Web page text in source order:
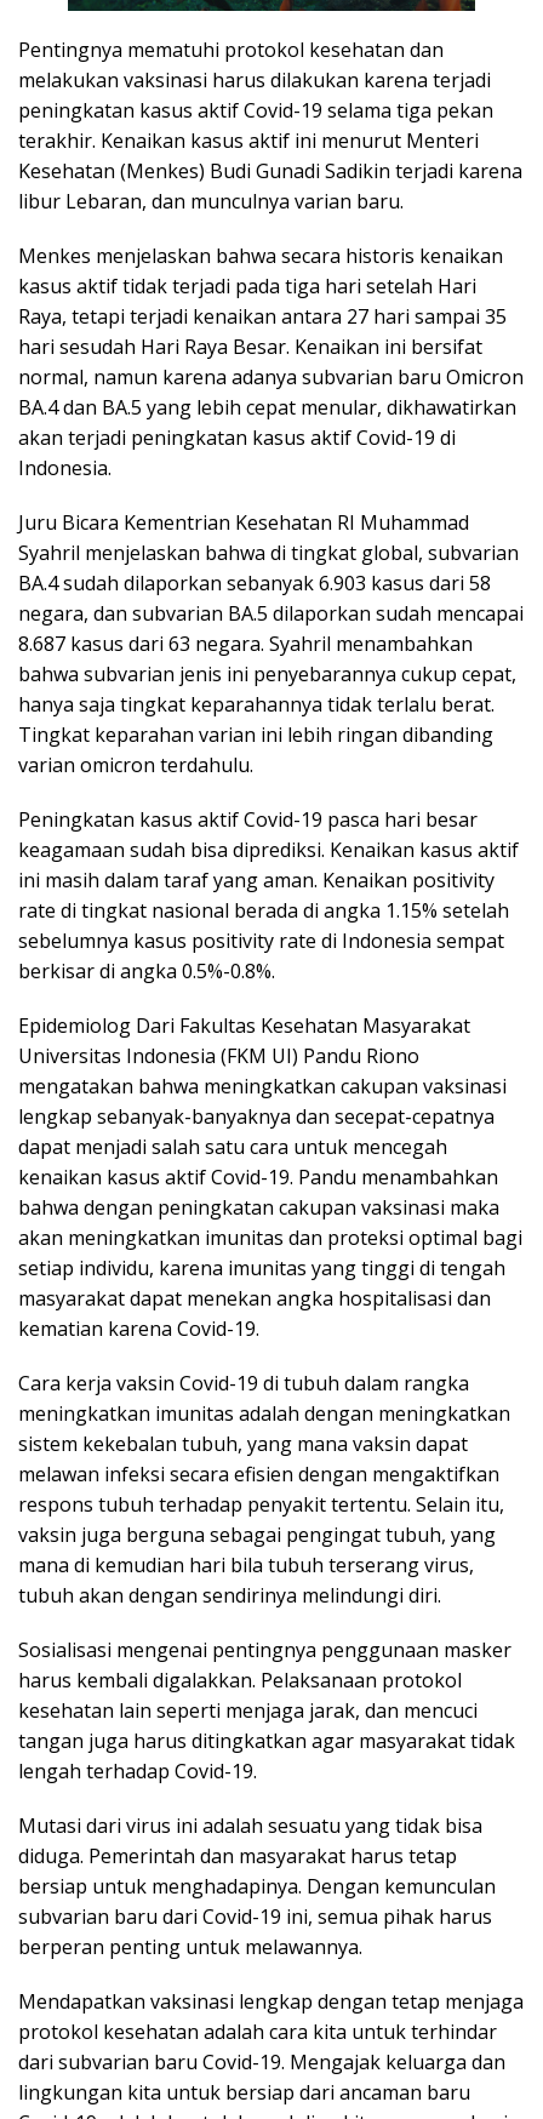
Pentingnya mematuhi protokol kesehatan dan
melakukan vaksinasi harus dilakukan karena terjadi
peningkatan kasus aktif Covid-19 selama tiga pekan
terakhir. Kenaikan kasus aktif ini menurut Menteri
Kesehatan (Menkes) Budi Gunadi Sadikin terjadi karena
libur Lebaran, dan munculnya varian baru.
Menkes menjelaskan bahwa secara historis kenaikan
kasus aktif tidak terjadi pada tiga hari setelah Hari
Raya, tetapi terjadi kenaikan antara 27 hari sampai 35
hari sesudah Hari Raya Besar. Kenaikan ini bersifat
normal, namun karena adanya subvarian baru Omicron
BA.4 dan BA.5 yang lebih cepat menular, dikhawatirkan
akan terjadi peningkatan kasus aktif Covid-19 di
Indonesia.
Juru Bicara Kementrian Kesehatan RI Muhammad
Syahril menjelaskan bahwa di tingkat global, subvarian
BA.4 sudah dilaporkan sebanyak 6.903 kasus dari 58
negara, dan subvarian BA.5 dilaporkan sudah mencapai
8.687 kasus dari 63 negara. Syahril menambahkan
bahwa subvarian jenis ini penyebarannya cukup cepat,
hanya saja tingkat keparahannya tidak terlalu berat.
Tingkat keparahan varian ini lebih ringan dibanding
varian omicron terdahulu.
Peningkatan kasus aktif Covid-19 pasca hari besar
keagamaan sudah bisa diprediksi. Kenaikan kasus aktif
ini masih dalam taraf yang aman. Kenaikan positivity
rate di tingkat nasional berada di angka 1.15% setelah
sebelumnya kasus positivity rate di Indonesia sempat
berkisar di angka 0.5%-0.8%.
Epidemiolog Dari Fakultas Kesehatan Masyarakat
Universitas Indonesia (FKM UI) Pandu Riono
mengatakan bahwa meningkatkan cakupan vaksinasi
lengkap sebanyak-banyaknya dan secepat-cepatnya
dapat menjadi salah satu cara untuk mencegah
kenaikan kasus aktif Covid-19. Pandu menambahkan
bahwa dengan peningkatan cakupan vaksinasi maka
akan meningkatkan imunitas dan proteksi optimal bagi
setiap individu, karena imunitas yang tinggi di tengah
masyarakat dapat menekan angka hospitalisasi dan
kematian karena Covid-19.
Cara kerja vaksin Covid-19 di tubuh dalam rangka
meningkatkan imunitas adalah dengan meningkatkan
sistem kekebalan tubuh, yang mana vaksin dapat
melawan infeksi secara efisien dengan mengaktifkan
respons tubuh terhadap penyakit tertentu. Selain itu,
vaksin juga berguna sebagai pengingat tubuh, yang
mana di kemudian hari bila tubuh terserang virus,
tubuh akan dengan sendirinya melindungi diri.
Sosialisasi mengenai pentingnya penggunaan masker
harus kembali digalakkan. Pelaksanaan protokol
kesehatan lain seperti menjaga jarak, dan mencuci
tangan juga harus ditingkatkan agar masyarakat tidak
lengah terhadap Covid-19.
Mutasi dari virus ini adalah sesuatu yang tidak bisa
diduga. Pemerintah dan masyarakat harus tetap
bersiap untuk menghadapinya. Dengan kemunculan
subvarian baru dari Covid-19 ini, semua pihak harus
berperan penting untuk melawannya.
Mendapatkan vaksinasi lengkap dengan tetap menjaga
protokol kesehatan adalah cara kita untuk terhindar
dari subvarian baru Covid-19. Mengajak keluarga dan
lingkungan kita untuk bersiap dari ancaman baru